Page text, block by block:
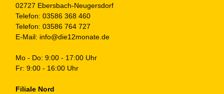
02727 Ebersbach-Neugersdorf
Telefon: 03586 368 460
Telefon: 03586 764 727
E-Mail: info@die12monate.de
Mo - Do: 9:00 - 17:00 Uhr
Fr: 9:00 - 16:00 Uhr
Filiale Nord